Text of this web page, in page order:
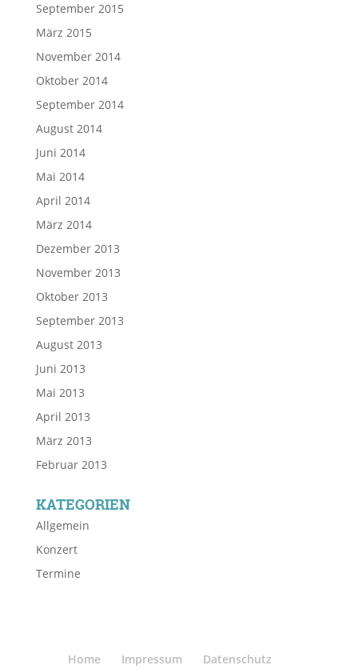
September 2015
März 2015
November 2014
Oktober 2014
September 2014
August 2014
Juni 2014
Mai 2014
April 2014
März 2014
Dezember 2013
November 2013
Oktober 2013
September 2013
August 2013
Juni 2013
Mai 2013
April 2013
März 2013
Februar 2013
KATEGORIEN
Allgemein
Konzert
Termine
Home Impressum Datenschutz